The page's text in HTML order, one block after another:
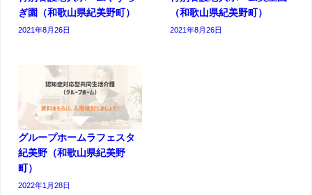
ぎ園（和歌山県紀美野町）
2021年8月26日
（和歌山県紀美野町）
2021年8月26日
グループホームラフェスタ
紀美野（和歌山県紀美野
町）
2022年1月28日